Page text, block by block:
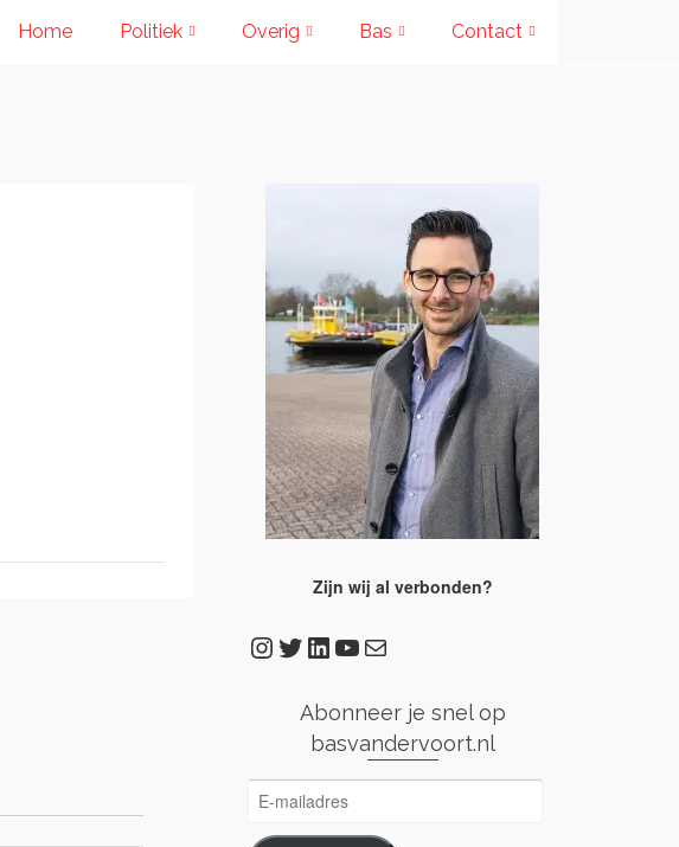
Home Politiek Overig Bas Contact
Zijn wij al verbonden?
Instagram
Twitter
LinkedIn
YouTube
E-mail
Abonneer je snel op
basvandervoort.nl
E-
mailadres